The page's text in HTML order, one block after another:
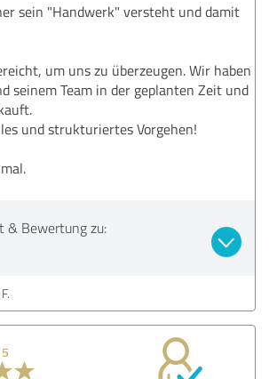
sein "Handwerk" versteht und damit
um uns zu überzeugen. Wir haben
seinem Team in der geplanten Zeit und
und strukturiertes Vorgehen!
& Bewertung zu: